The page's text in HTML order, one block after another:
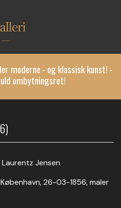
moderne - og klassisk kunst! -
ombytningsret!
Jensen
26-03-1856, maler